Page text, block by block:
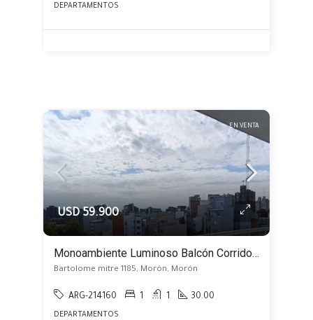
DEPARTAMENTOS
EN VENTA
USD 59.900
Monoambiente Luminoso Balcón Corrido a Estrenar, Centro de Morón
Bartolome mitre 1185, Morón, Morón
ARG-214160 1 1 30.00
DEPARTAMENTOS